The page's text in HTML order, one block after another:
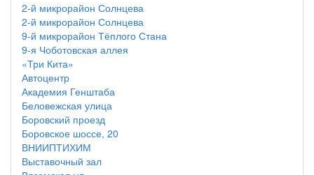
2-й микрорайон Солнцева
2-й микрорайон Солнцева
9-й микрорайон Тёплого Стана
9-я Чоботовская аллея
«Три Кита»
Автоцентр
Академия Генштаба
Беловежская улица
Боровский проезд
Боровское шоссе, 20
ВНИИПТИХИМ
Выставочный зал